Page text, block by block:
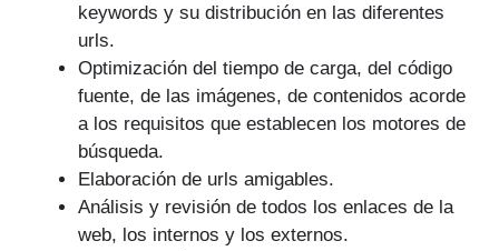
keywords y su distribución en las diferentes
urls.
Optimización del tiempo de carga, del código
fuente, de las imágenes, de contenidos acorde
a los requisitos que establecen los motores de
búsqueda.
Elaboración de urls amigables.
Análisis y revisión de todos los enlaces de la
web, los internos y los externos.